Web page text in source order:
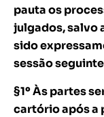
pauta os
julgados, salvo
sido
sessão
§1º Às partes
cartório após a